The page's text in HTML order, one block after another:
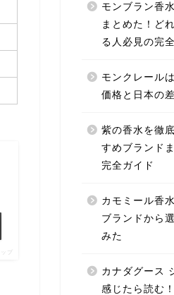
プ
モンブラン香
まとめた！ど
る人必見の完
モンクレール
価格と日本の
紫の香水を徹
すめブランド
完全ガイド
カモミール香
ブランドから
みた
カナダグース
感じたら読む